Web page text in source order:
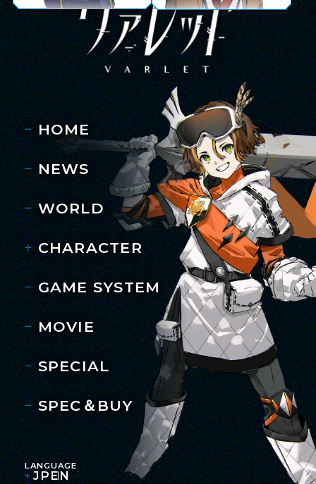
HOME
NEWS
WORLD
CHARACTER
GAME SYSTEM
MOVIE
SPECIAL
SPEC＆BUY
LANGUAGE
JPEN